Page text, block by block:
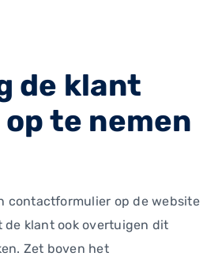
de klant
te nemen
contactformulier op de website
de klant ook overtuigen dit
Zet boven het